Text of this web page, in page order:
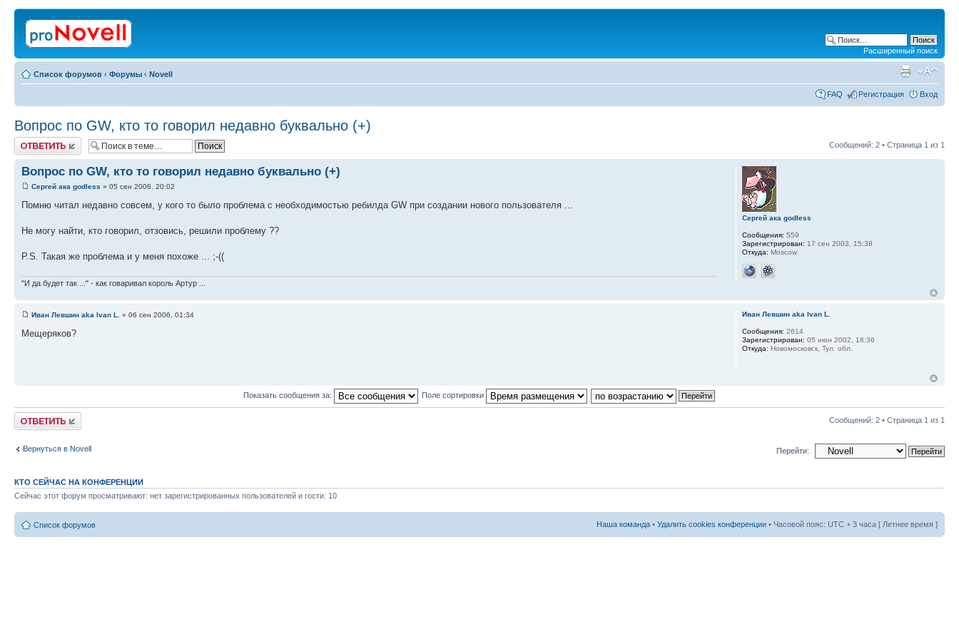
Расширенный поиск
Список форумов ‹ Форумы ‹ Novell
FAQ Регистрация Вход
Вопрос по GW, кто то говорил недавно буквально (+)
Ответить Сообщений: 2 • Страница 1 из 1
Вопрос по GW, кто то говорил недавно буквально (+)
Сергей ака godless » 05 сен 2006, 20:02
Помню читал недавно совсем, у кого то было проблема с необходимостью ребилда GW при создании нового пользователя ...
Не могу найти, кто говорил, отзовись, решили проблему ??
P.S. Такая же проблема и у меня похоже ... ;-((
"И да будет так ..." - как говаривал король Артур ...
Сергей ака godless
Сообщения: 559
Зарегистрирован: 17 сен 2003, 15:38
Откуда: Moscow
Иван Левшин aka Ivan L. » 06 сен 2006, 01:34
Мещеряков?
Иван Левшин aka Ivan L.
Сообщения: 2614
Зарегистрирован: 05 июн 2002, 18:36
Откуда: Новомосковск, Тул. обл.
Показать сообщения за: Поле сортировки
Ответить Сообщений: 2 • Страница 1 из 1
Вернуться в Novell Перейти:
КТО СЕЙЧАС НА КОНФЕРЕНЦИИ
Сейчас этот форум просматривают: нет зарегистрированных пользователей и гости: 10
Список форумов Наша команда • Удалить cookies конференции • Часовой пояс: UTC + 3 часа [ Летнее время ]